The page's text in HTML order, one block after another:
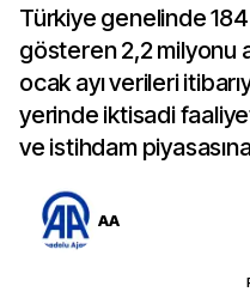
Türkiye genelinde
gösteren 2,2 milyonu
ocak ayı verileri
yerinde iktisadi
ve istihdam
AA